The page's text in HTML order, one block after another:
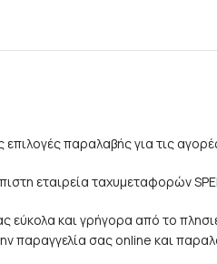
παραλαβής για τις
εταιρεία ταχυμεταφορών
εύκολα και γρήγορα από το
παραγγελία σας online και